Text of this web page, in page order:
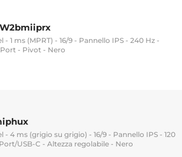
1 ms (MPRT) - 16/9 - Pannello IPS - 240 Hz -
- Pivot - Nero
- 4 ms (grigio su grigio) - 16/9 - Pannello IPS - 120
USB-C - Altezza regolabile - Nero